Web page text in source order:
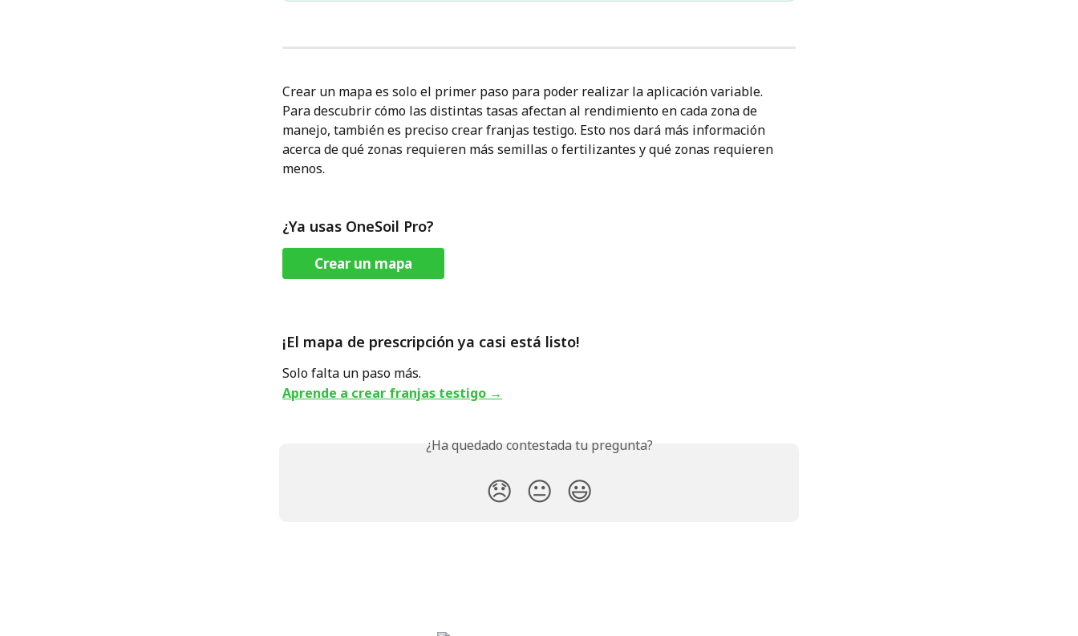
Crear un mapa es solo el primer paso para poder realizar la aplicación variable.
Para descubrir cómo las distintas tasas afectan al rendimiento en cada zona de
manejo, también es preciso crear franjas testigo. Esto nos dará más información
acerca de qué zonas requieren más semillas o fertilizantes y qué zonas requieren
menos.
¿Ya usas OneSoil Pro?
Crear un mapa
¡El mapa de prescripción ya casi está listo!
Solo falta un paso más.
Aprende a crear franjas testigo →
¿Ha quedado contestada tu pregunta?
😞 😐 😃